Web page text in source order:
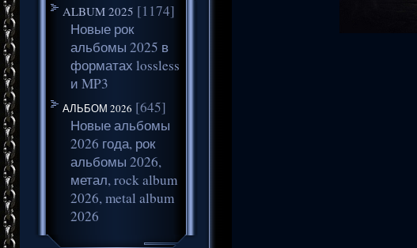
ALBUM 2025 [1174]
Новые рок
альбомы 2025 в
форматах lossless
и MP3
АЛЬБОМ 2026 [645]
Новые альбомы
2026 года, рок
альбомы 2026,
метал, rock album
2026, metal album
2026